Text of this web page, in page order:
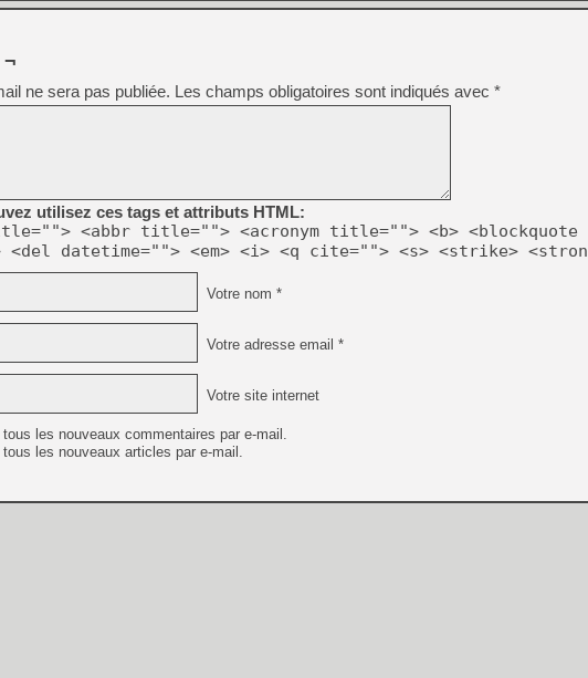
[GK] Agenda - GeForce
¬
ne sera pas publiée. Les champs obligatoires sont indiqués avec *
utilisez ces tags et attributs HTML:
<abbr title=""> <acronym title=""> <b> <blockquote
<del datetime=""> <em> <i> <q cite=""> <s> <strike>
Votre nom *
Votre adresse email *
Votre site internet
tous les nouveaux commentaires par e-mail.
tous les nouveaux articles par e-mail.